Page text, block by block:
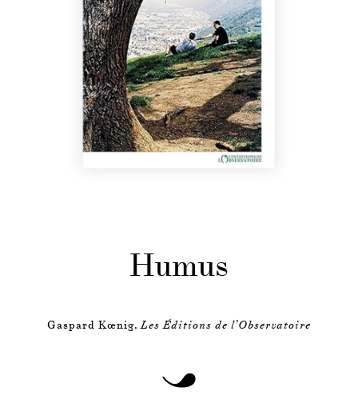
Humus
Gaspard Kœnig, Les Éditions de l’Observatoire